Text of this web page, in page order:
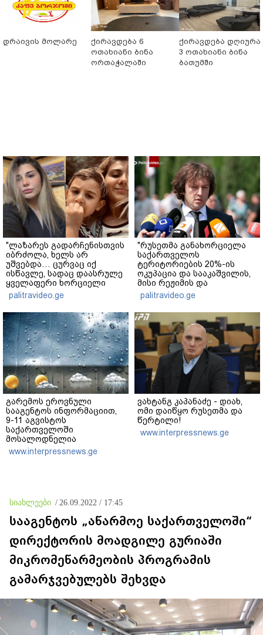
დრაივის მოლარე
ქირავდება 6
ოთახიანი ბინა
ორთაჭალაში
ქირავდება
3 ოთახიანი ბინა
ბათუმში
"ლაზარეს გადარჩენისთვის
იბრძოლა, ხელს არ
უშვებდა… ცურვაც იქ
ისწავლე, სადაც დაასრულე
ყველაფერი ხორციელი
ცხოვრებიდან" – რას წერს
ხობში დაღუპული დედა-
შვილის ახლობელი?
palitravideo.ge
"რუსეთმა განახორციელა
საქართველოს
ტერიტორიების 20%-ის
ოკუპაცია და სააკაშვილის,
მისი რეჟიმის და
"ნაცმოძრაობის" ღალატი
ვერანაირად ვერ
გადაფარავს ამ
დანაშაულს" - ირაკლი
კობახიძე
palitravideo.ge
გარემოს ეროვნული
სააგენტოს ინფორმაციით,
9-11 აგვისტოს
საქართველოში
მოსალოდნელია
დროგამოშვებით წვიმა
www.interpressnews.ge
ვახტანგ კაპანაძე - დიახ,
ომი დაიწყო რუსეთმა და
წერტილი!
www.interpressnews.ge
სიახლეები / 26.09.2022 / 17:45
სააგენტოს „აწარმოე საქართველოში“
დირექტორის მოადგილე გურიაში
მიკრომეწარმეობის პროგრამის
გამარჯვებულებს შეხვდა